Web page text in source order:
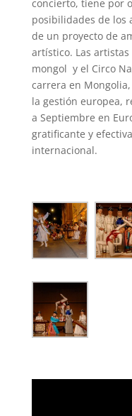
concierto, tiene por
posibilidades de los
de un proyecto de
artístico. Las
mongol y el Circo
carrera en
la gestión europea,
a Septiembre en
gratificante y
internacional.